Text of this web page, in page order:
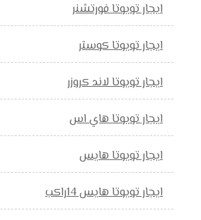
ايجار تويوتا فورتشنر
ايجار تويوتا كوستر
ايجار تويوتا لاند كروزر
ايجار تويوتا هاي اس
ايجار تويوتا هايس
ايجار تويوتا هايس 14راكب